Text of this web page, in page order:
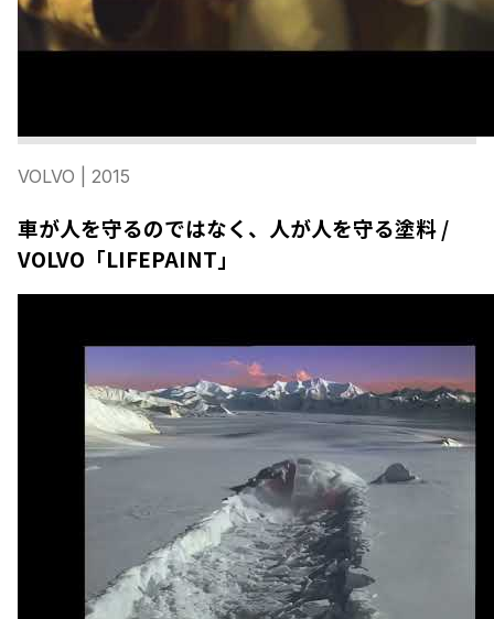
VOLVO | 2015
車が人を守るのではなく、人が人を守る塗料 /
VOLVO「LIFEPAINT」